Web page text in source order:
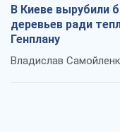
В Киеве вырубили
деревьев ради
Генплану
Владислав